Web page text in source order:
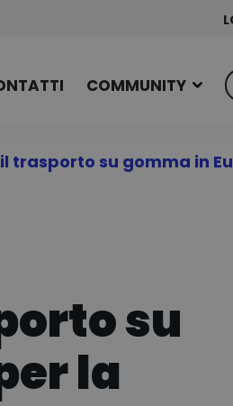
COMMUNITY
trasporto su gomma in
su
la